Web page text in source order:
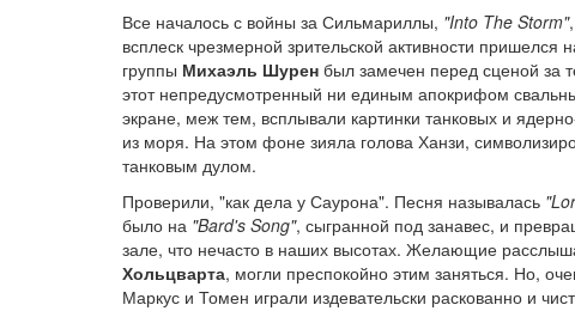
Все началось с войны за Сильмариллы, "Into The Storm"
всплеск чрезмерной зрительской активности пришелся
группы Михаэль Шурен был замечен перед сценой за
этот непредусмотренный ни единым апокрифом
экране, меж тем, всплывали картинки танковых и
из моря. На этом фоне зияла голова Ханзи,
танковым дулом.
Проверили, "как дела у Саурона". Песня называлась
было на "Bard's Song", сыгранной под занавес, и
зале, что нечасто в наших высотах. Желающие
Хольцварта, могли преспокойно этим заняться. Но,
Маркус и Томен играли издевательски раскованно и